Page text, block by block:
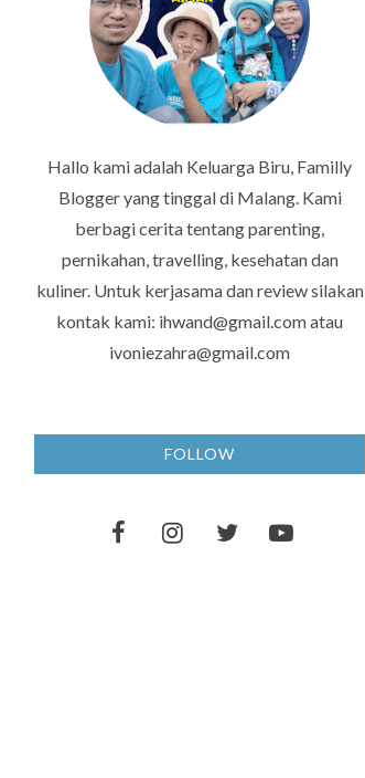
Hallo kami adalah Keluarga Biru, Familly
Blogger yang tinggal di Malang. Kami
berbagi cerita tentang parenting,
pernikahan, travelling, kesehatan dan
kuliner. Untuk kerjasama dan review silakan
kontak kami: ihwand@gmail.com atau
ivoniezahra@gmail.com
FOLLOW